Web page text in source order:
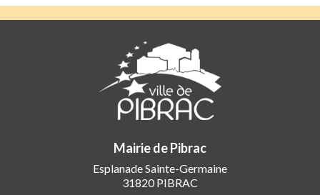
Mairie de Pibrac
Esplanade Sainte-Germaine
31820 PIBRAC